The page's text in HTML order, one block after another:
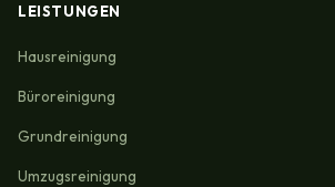
LEISTUNGEN
Hausreinigung
Büroreinigung
Grundreinigung
Umzugsreinigung